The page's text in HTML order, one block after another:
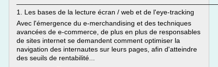
1. Les bases de la lecture écran / web et de l'eye-tracking
Avec l'émergence du e-merchandising et des techniques
avancées de e-commerce, de plus en plus de responsables
de sites internet se demandent comment optimiser la
navigation des internautes sur leurs pages, afin d'atteindre
des seuils de rentabilité...